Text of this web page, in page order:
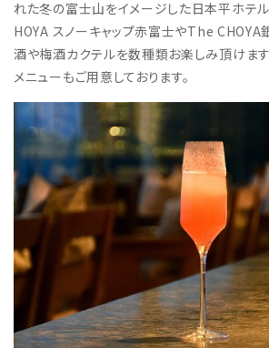
れた冬の富士山をイメージした日本平ホテ
HOYA スノーキャップ赤富士やThe
酒や梅酒カクテルを数種類お楽しみ頂けま
メニューもご用意しております。